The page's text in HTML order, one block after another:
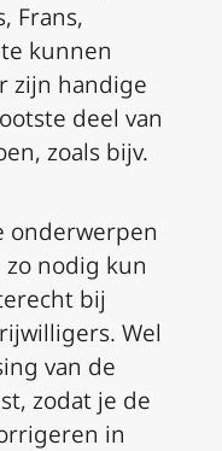
Frans,
kunnen
zijn handige
deel van
zoals bijv.
onderwerpen
zo nodig kun
bij
Wel
van de
zodat je de
in